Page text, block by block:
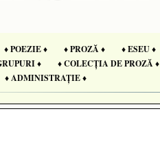
♦ POEZIE ♦ ♦ PROZĂ ♦ ♦ ESEU ♦
♦ ♦ COLECȚIA DE PROZĂ ♦
♦ ADMINISTRAȚIE ♦